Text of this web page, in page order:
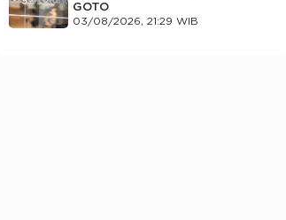
GOTO
03/08/2026, 21:29 WIB